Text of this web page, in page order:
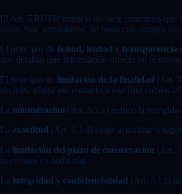
El Art. 5 RGPD enuncia los siete principios que
datos. Son simultáneos: no basta con cumplir
El principio de licitud, lealtad y transparencia
que detallan qué información ofrecer en el
El principio de limitación de la finalidad (Art.
sin más, añadir ese contacto a una lista comercial.
La minimización (Art. 5.1.c) reduce la recogida
La exactitud (Art. 5.1.d) exige actualizar o
La limitación del plazo de conservación (Art.
frecuentes en auditorías.
La integridad y confidencialidad (Art. 5.1.f)